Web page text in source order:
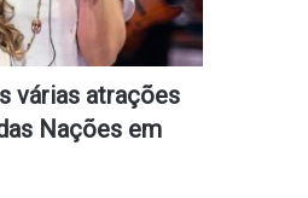
várias atrações
Nações em